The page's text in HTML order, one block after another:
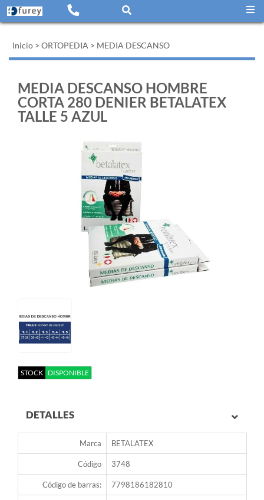
Inicio > ORTOPEDIA > MEDIA DESCANSO
MEDIA DESCANSO HOMBRE
CORTA 280 DENIER BETALATEX
TALLE 5 AZUL
STOCK DISPONIBLE
DETALLES
Marca BETALATEX
Código 3748
Código de barras: 7798186182810